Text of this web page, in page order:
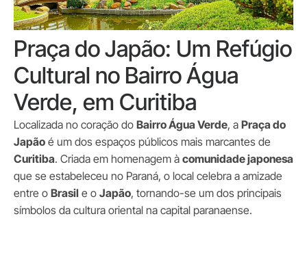
Praça do Japão: Um Refúgio
Cultural no Bairro Água
Verde, em Curitiba
Localizada no coração do Bairro Água Verde, a Praça do
Japão é um dos espaços públicos mais marcantes de
Curitiba. Criada em homenagem à comunidade japonesa
que se estabeleceu no Paraná, o local celebra a amizade
entre o Brasil e o Japão, tornando-se um dos principais
símbolos da cultura oriental na capital paranaense.